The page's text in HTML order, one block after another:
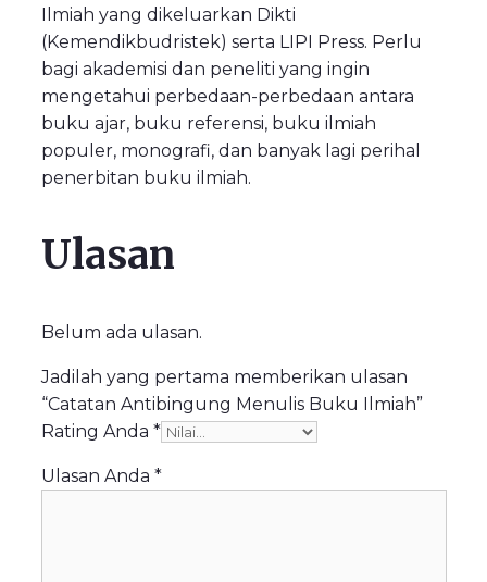
Ilmiah yang dikeluarkan Dikti
(Kemendikbudristek) serta LIPI Press. Perlu
bagi akademisi dan peneliti yang ingin
mengetahui perbedaan-perbedaan antara
buku ajar, buku referensi, buku ilmiah
populer, monografi, dan banyak lagi perihal
penerbitan buku ilmiah.
Ulasan
Belum ada ulasan.
Jadilah yang pertama memberikan ulasan
“Catatan Antibingung Menulis Buku Ilmiah”
Rating Anda *
Ulasan Anda *